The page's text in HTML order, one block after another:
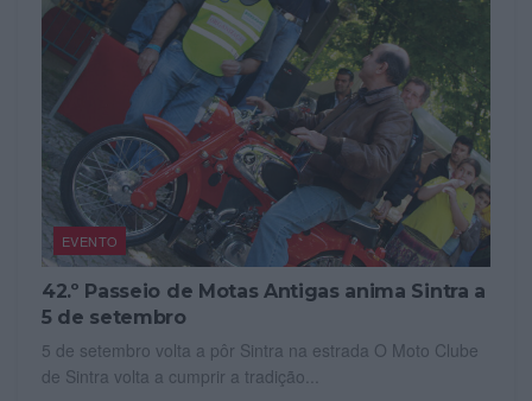
EVENTO
42.º Passeio de Motas Antigas anima Sintra a
5 de setembro
5 de setembro volta a pôr Sintra na estrada O Moto Clube
de Sintra volta a cumprir a tradição...